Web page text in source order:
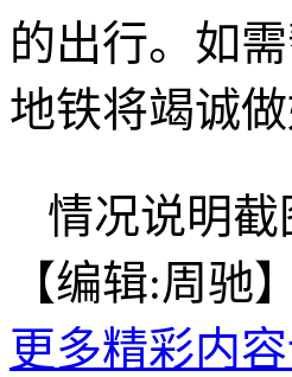
的出行。如
地铁将竭诚做
情况说明截
【编辑:周驰】
更多精彩内